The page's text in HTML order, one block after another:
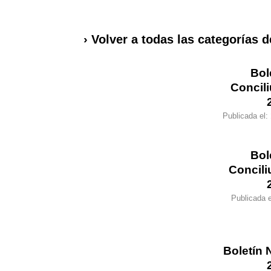
› Volver a todas las categorías
Publicada el:
Publicada
Boletín